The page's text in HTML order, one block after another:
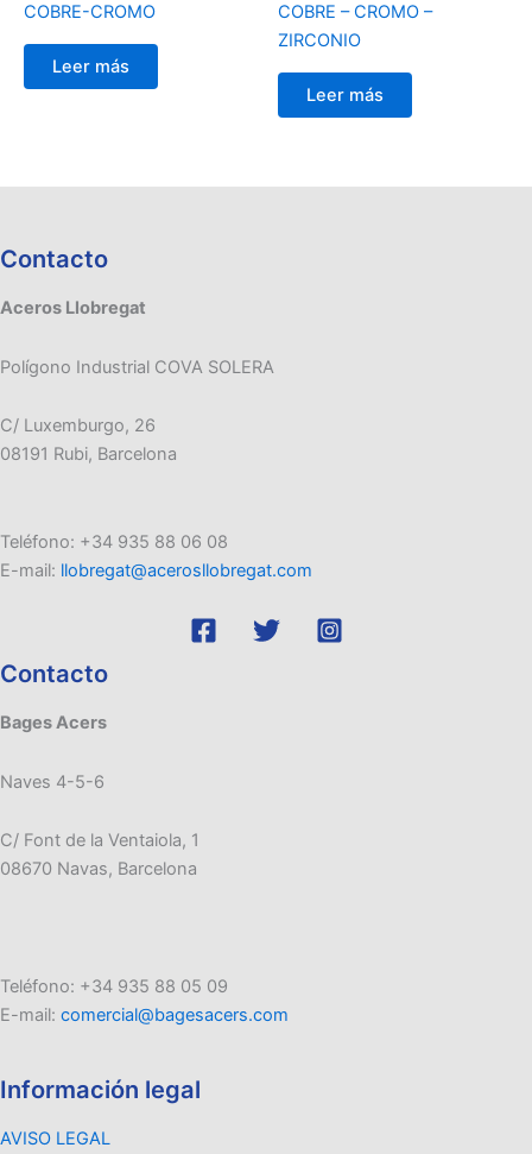
COBRE-CROMO
Leer más
COBRE – CROMO –
ZIRCONIO
Leer más
Contacto
Aceros Llobregat
Polígono Industrial COVA SOLERA
C/ Luxemburgo, 26
08191 Rubi, Barcelona
Teléfono: +34 935 88 06 08
E-mail: llobregat@acerosllobregat.com
Contacto
Bages Acers
Naves 4-5-6
C/ Font de la Ventaiola, 1
08670 Navas, Barcelona
Teléfono: +34 935 88 05 09
E-mail: comercial@bagesacers.com
Información legal
AVISO LEGAL